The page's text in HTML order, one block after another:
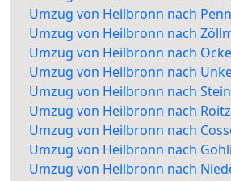
Umzug von Heilbronn nach
Umzug von Heilbronn nach
Umzug von Heilbronn nach
Umzug von Heilbronn nach
Umzug von Heilbronn nach
Umzug von Heilbronn nach
Umzug von Heilbronn nach
Umzug von Heilbronn nach
Umzug von Heilbronn nach